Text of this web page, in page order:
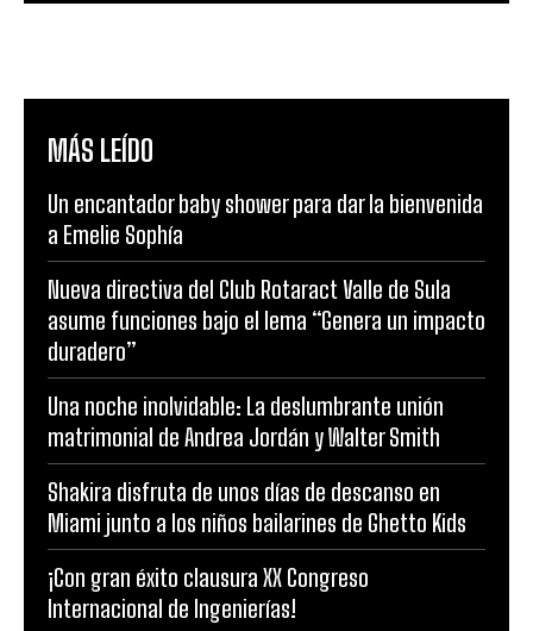
MÁS LEÍDO
Un encantador baby shower para dar la bienvenida
a Emelie Sophía
Nueva directiva del Club Rotaract Valle de Sula
asume funciones bajo el lema “Genera un impacto
duradero”
Una noche inolvidable: La deslumbrante unión
matrimonial de Andrea Jordán y Walter Smith
Shakira disfruta de unos días de descanso en
Miami junto a los niños bailarines de Ghetto Kids
¡Con gran éxito clausura XX Congreso
Internacional de Ingenierías!